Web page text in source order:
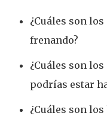
¿Cuáles son los
frenando?
¿Cuáles son los
podrías estar
¿Cuáles son los